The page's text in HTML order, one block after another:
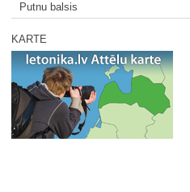
Putnu balsis
KARTE